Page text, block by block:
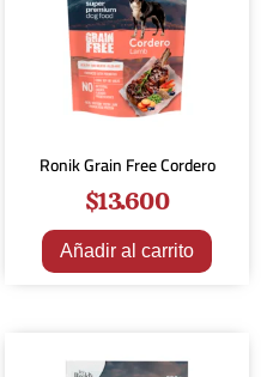
Ronik Grain Free Cordero
$13.600
Añadir al carrito